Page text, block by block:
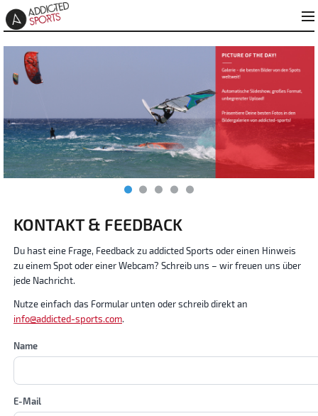
KONTAKT & FEEDBACK
Du hast eine Frage, Feedback zu addicted Sports oder einen Hinweis
zu einem Spot oder einer Webcam? Schreib uns – wir freuen uns über
jede Nachricht.
Nutze einfach das Formular unten oder schreib direkt an
info@addicted-sports.com.
Name
E-Mail